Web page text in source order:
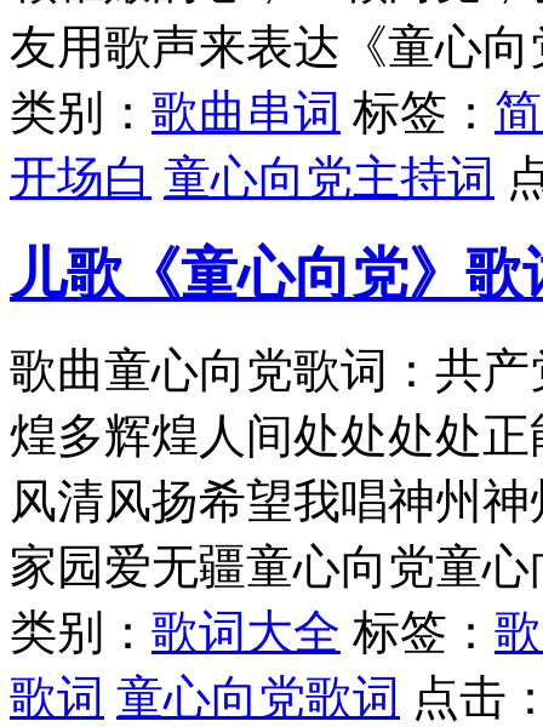
友用歌声来表达《童心向
类别： 歌曲串词 标签：
开场白 童心向党主持词
儿歌《童心向党》歌
歌曲童心向党歌词：共
煌多辉煌人间处处处处
风清风扬希望我唱神州
家园爱无疆童心向党童心
类别： 歌词大全 标签：
歌词 童心向党歌词 点击